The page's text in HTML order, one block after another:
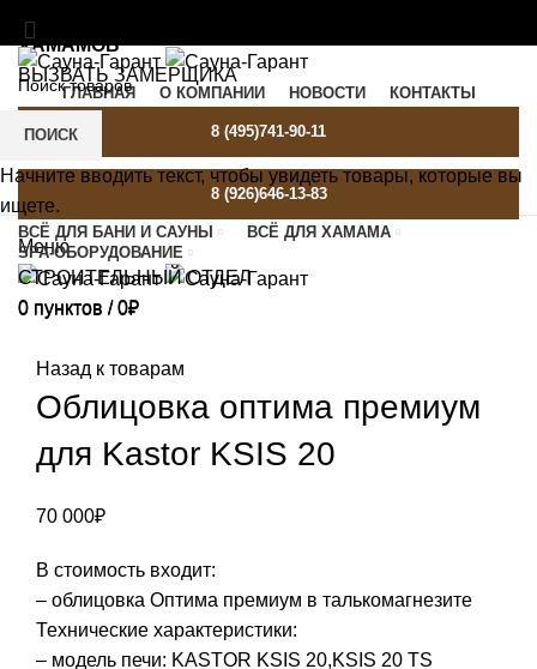
ХАМАМОВ
ВЫЗВАТЬ ЗАМЕРЩИКА
SAUNA-GARANT@YANDEX.RU C 9:00 ДО 21:00
ГЛАВНАЯ О КОМПАНИИ НОВОСТИ КОНТАКТЫ
8 (495)741-90-11
8 (926)646-13-83
Меню
0 пунктов / 0₽
ВСЁ ДЛЯ БАНИ И САУНЫ
ВСЁ ДЛЯ ХАМАМА
SPA-ОБОРУДОВАНИЕ
СТРОИТЕЛЬНЫЙ ОТДЕЛ
0 пунктов / 0₽
Назад к товарам
Облицовка оптима премиум
для Kastor KSIS 20
70 000₽
В стоимость входит:
– облицовка Оптима премиум в талькомагнезите
Технические характеристики:
– модель печи: KASTOR KSIS 20,KSIS 20 TS
ПОИСК
Начните вводить текст, чтобы увидеть товары, которые вы
ищете.